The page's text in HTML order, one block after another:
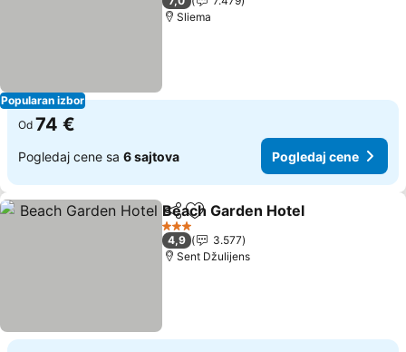
Popularan izbor
Sliema
Od 74 €
Pogledaj cene sa 6 sajtova Pogledaj cene
Deli Dodati u favorite
Beach Garden Hotel
3 Zvezdice
4,9
3.577
Sent Džulijens